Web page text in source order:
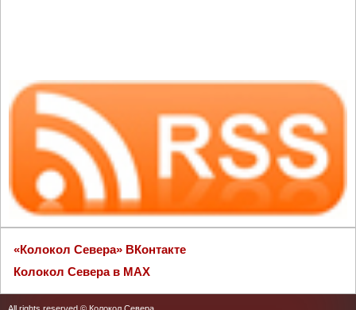
«Колокол Севера» ВКонтакте
Колокол Севера в MAX